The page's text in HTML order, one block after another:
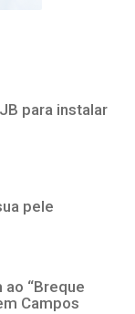
para instalar
pele
“Breque
Campos